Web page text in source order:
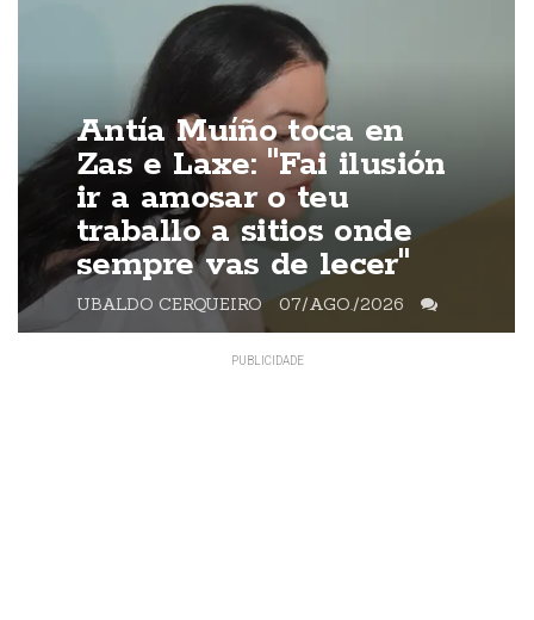
Antía Muíño toca en
Zas e Laxe: "Fai ilusión
ir a amosar o teu
traballo a sitios onde
sempre vas de lecer"
UBALDO CERQUEIRO 07/AGO./2026